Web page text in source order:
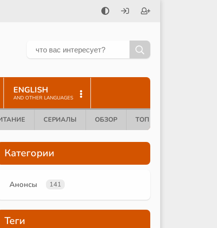
ENGLISH
AND OTHER LANGUAGES
СЕРИАЛЫ ОБЗОР ТОП 10
Категории
Анонсы 141
Теги